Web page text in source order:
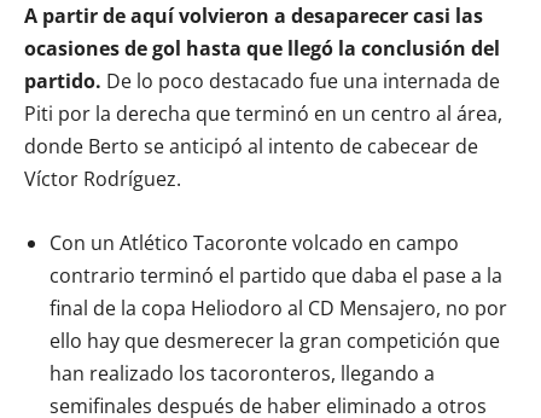
A partir de aquí volvieron a desaparecer casi las
ocasiones de gol hasta que llegó la conclusión del
partido. De lo poco destacado fue una internada de
Piti por la derecha que terminó en un centro al área,
donde Berto se anticipó al intento de cabecear de
Víctor Rodríguez.
Con un Atlético Tacoronte volcado en campo
contrario terminó el partido que daba el pase a la
final de la copa Heliodoro al CD Mensajero, no por
ello hay que desmerecer la gran competición que
han realizado los tacoronteros, llegando a
semifinales después de haber eliminado a otros